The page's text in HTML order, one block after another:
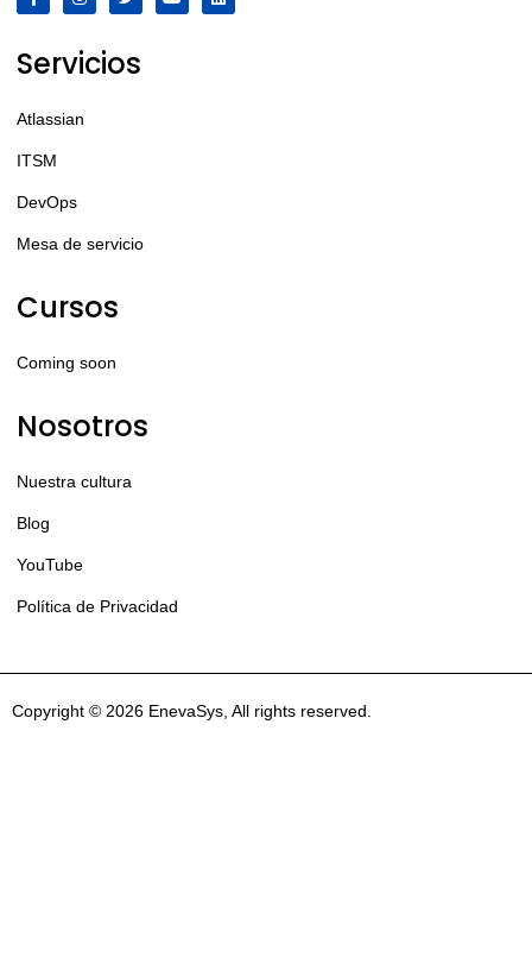
Servicios
Atlassian
ITSM
DevOps
Mesa de servicio
Cursos
Coming soon
Nosotros
Nuestra cultura
Blog
YouTube
Política de Privacidad
Copyright © 2026 EnevaSys, All rights reserved.